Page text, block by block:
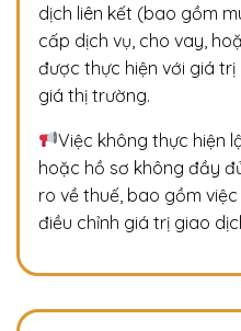
dịch liên kết (bao gồm
cấp dịch vụ, cho vay,
được thực hiện với giá
giá thị trường.
Việc không thực hiện
hoặc hồ sơ không đầy
ro về thuế, bao gồm
điều chỉnh giá trị giao